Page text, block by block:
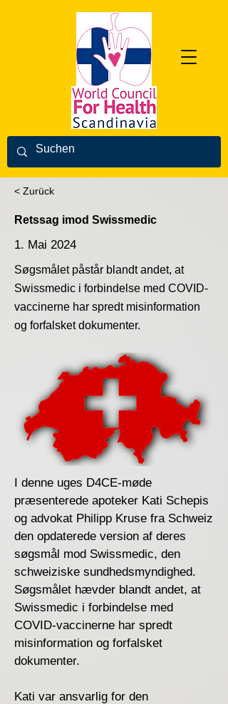
< Zurück
Retssag imod Swissmedic
1. Mai 2024
Søgsmålet påstår blandt andet, at
Swissmedic i forbindelse med COVID-
vaccinerne har spredt misinformation
og forfalsket dokumenter.
I denne uges D4CE-møde
præsenterede apoteker Kati Schepis
og advokat Philipp Kruse fra Schweiz
den opdaterede version af deres
søgsmål mod Swissmedic, den
schweiziske sundhedsmyndighed.
Søgsmålet hævder blandt andet, at
Swissmedic i forbindelse med
COVID-vaccinerne har spredt
misinformation og forfalsket
dokumenter.
Kati var ansvarlig for den